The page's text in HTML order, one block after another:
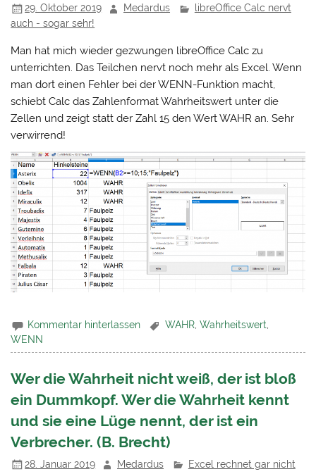
29. Oktober 2019 Medardus
libreOffice Calc nervt
auch - sogar sehr!
Man hat mich wieder gezwungen libreOffice Calc zu
unterrichten. Das Teilchen nervt noch mehr als Excel. Wenn
man dort einen Fehler bei der WENN-Funktion macht,
schiebt Calc das Zahlenformat Wahrheitswert unter die
Zellen und zeigt statt der Zahl 15 den Wert WAHR an. Sehr
verwirrend!
Kommentar hinterlassen WAHR ,Wahrheitswert
WENN
Wer die Wahrheit nicht weiß, der ist bloß
ein Dummkopf. Wer die Wahrheit kennt
und sie eine Lüge nennt, der ist ein
Verbrecher. (B. Brecht)
28. Januar 2019 Medardus Excel rechnet gar nicht